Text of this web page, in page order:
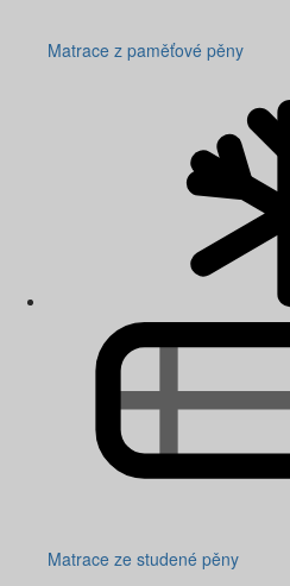
Matrace z paměťové pěny
Matrace ze studené pěny